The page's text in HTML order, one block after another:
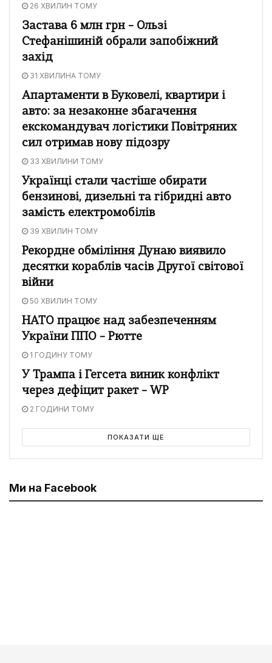
26 ХВИЛИН ТОМУ
Застава 6 млн грн – Ользі
Стефанішиній обрали запобіжний
захід
31 ХВИЛИНА ТОМУ
Апартаменти в Буковелі, квартири і
авто: за незаконне збагачення
екскомандувач логістики Повітряних
сил отримав нову підозру
33 ХВИЛИНИ ТОМУ
Українці стали частіше обирати
бензинові, дизельні та гібридні авто
замість електромобілів
39 ХВИЛИН ТОМУ
Рекордне обміління Дунаю виявило
десятки кораблів часів Другої світової
війни
50 ХВИЛИН ТОМУ
НАТО працює над забезпеченням
України ППО – Рютте
1 ГОДИНУ ТОМУ
У Трампа і Гегсета виник конфлікт
через дефіцит ракет – WP
2 ГОДИНИ ТОМУ
ПОКАЗАТИ ЩЕ
Ми на Facebook